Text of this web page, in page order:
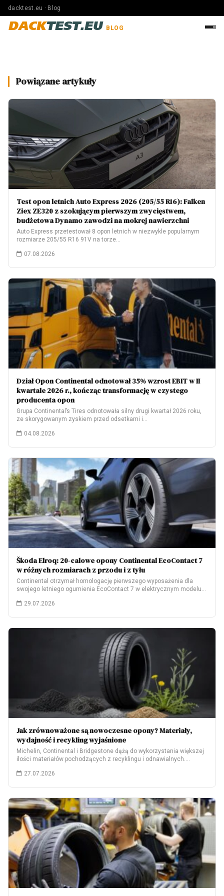
dacktest.eu · Blog
DACKTEST.EU BLOG
Powiązane artykuły
Test opon letnich Auto Express 2026 (205/55 R16): Falken
Ziex ZE320 z szokującym pierwszym zwycięstwem,
budżetowa Dynamo zawodzi na mokrej nawierzchni
Auto Express przetestował 8 opon letnich w niezwykle popularnym
rozmiarze 205/55 R16 91V na torze…
07.08.2026
Dział Opon Continental odnotował 35% wzrost EBIT w II
kwartale 2026 r., kończąc transformację w czystego
producenta opon
Grupa Continental’s Tires odnotowała silny drugi kwartał 2026 roku,
ze skorygowanym zyskiem przed odsetkami i…
04.08.2026
Škoda Elroq: 20-calowe opony Continental EcoContact 7
w różnych rozmiarach z przodu i z tyłu
Continental otrzymał homologację pierwszego wyposażenia dla
swojego letniego ogumienia EcoContact 7 w elektrycznym modelu
29.07.2026
Jak zrównoważone są nowoczesne opony? Materiały,
wydajność i recykling wyjaśnione
Michelin, Continental i Bridgestone dążą do wykorzystania większej
ilości materiałów pochodzących z recyklingu i odnawialnych.…
27.07.2026